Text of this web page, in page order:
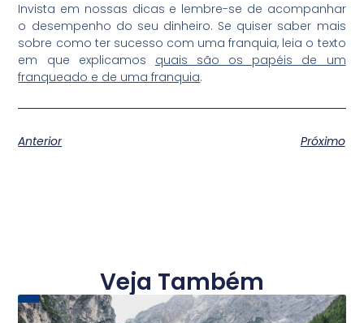
Invista em nossas dicas e lembre-se de acompanhar
o desempenho do seu dinheiro. Se quiser saber mais
sobre como ter sucesso com uma franquia, leia o texto
em que explicamos quais são os papéis de um
franqueado e de uma franquia.
Anterior Próximo
Veja Também